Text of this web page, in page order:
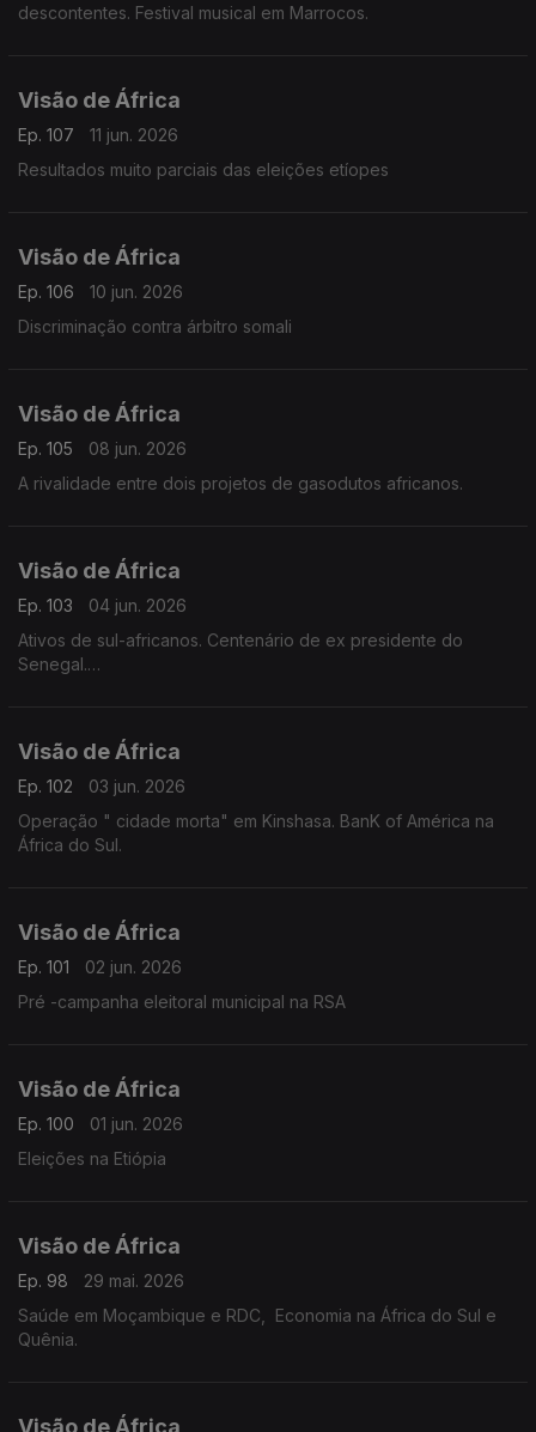
descontentes. Festival musical em Marrocos.
Visão de África
Ep. 107
11 jun. 2026
Resultados muito parciais das eleições etíopes
Visão de África
Ep. 106
10 jun. 2026
Discriminação contra árbitro somali
Visão de África
Ep. 105
08 jun. 2026
A rivalidade entre dois projetos de gasodutos africanos.
Visão de África
Ep. 103
04 jun. 2026
Ativos de sul-africanos. Centenário de ex presidente do
Senegal.
Visão de África
Ep. 102
03 jun. 2026
Operação " cidade morta" em Kinshasa. BanK of América na
África do Sul.
Visão de África
Ep. 101
02 jun. 2026
Pré -campanha eleitoral municipal na RSA
Visão de África
Ep. 100
01 jun. 2026
Eleições na Etiópia
Visão de África
Ep. 98
29 mai. 2026
Saúde em Moçambique e RDC, Economia na África do Sul e
Quênia.
Visão de África